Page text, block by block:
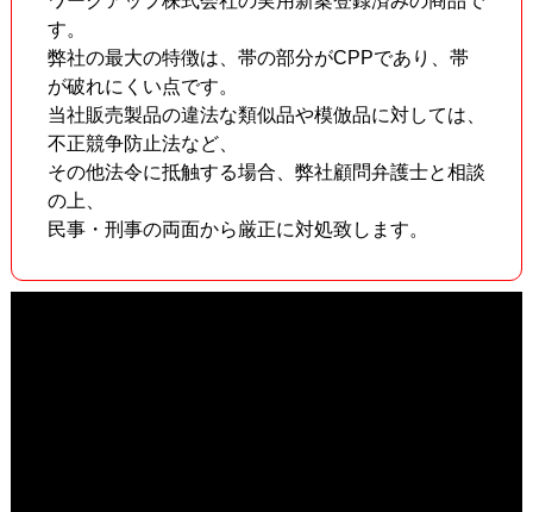
す。
弊社の最大の特徴は、帯の部分がCPPであり、帯
が破れにくい点です。
当社販売製品の違法な類似品や模倣品に対しては、
不正競争防止法など、
その他法令に抵触する場合、弊社顧問弁護士と相談
の上、
民事・刑事の両面から厳正に対処致します。